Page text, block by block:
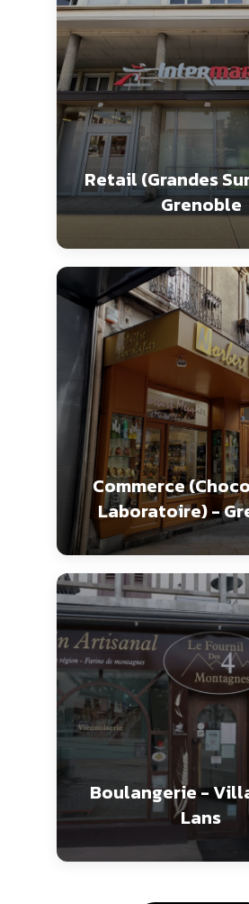
Retail (Grandes
Grenoble
Commerce
Laboratoire) -
Boulangerie -
Lans